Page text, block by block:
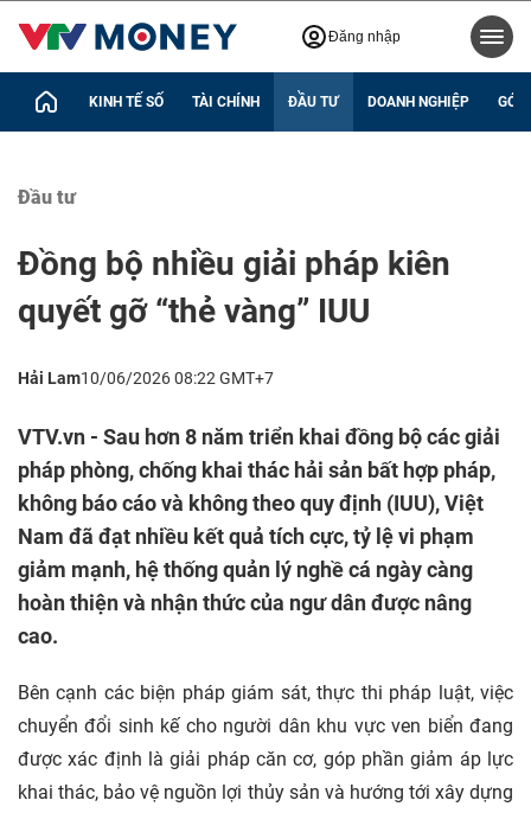
Đăng nhập
KINH TẾ SỐ TÀI CHÍNH ĐẦU TƯ DOANH NGHIỆP GÓC
Đầu tư
Đồng bộ nhiều giải pháp kiên
quyết gỡ “thẻ vàng” IUU
Hải Lam10/06/2026 08:22 GMT+7
VTV.vn - Sau hơn 8 năm triển khai đồng bộ các giải
pháp phòng, chống khai thác hải sản bất hợp pháp,
không báo cáo và không theo quy định (IUU), Việt
Nam đã đạt nhiều kết quả tích cực, tỷ lệ vi phạm
giảm mạnh, hệ thống quản lý nghề cá ngày càng
hoàn thiện và nhận thức của ngư dân được nâng
cao.
Bên cạnh các biện pháp giám sát, thực thi pháp luật, việc
chuyển đổi sinh kế cho người dân khu vực ven biển đang
được xác định là giải pháp căn cơ, góp phần giảm áp lực
khai thác, bảo vệ nguồn lợi thủy sản và hướng tới xây dựng